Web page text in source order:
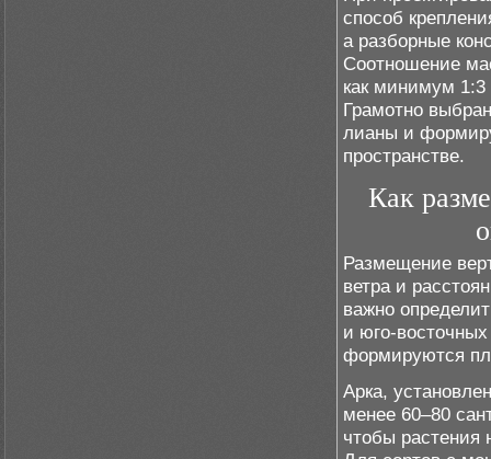
способ
а разборные
Соотношение
как минимум 1:3
Грамотно
лианы и
пространстве.
Как
Размещение
ветра и
важно
и юго-
формируются
Арка,
менее 60–80
чтобы растения